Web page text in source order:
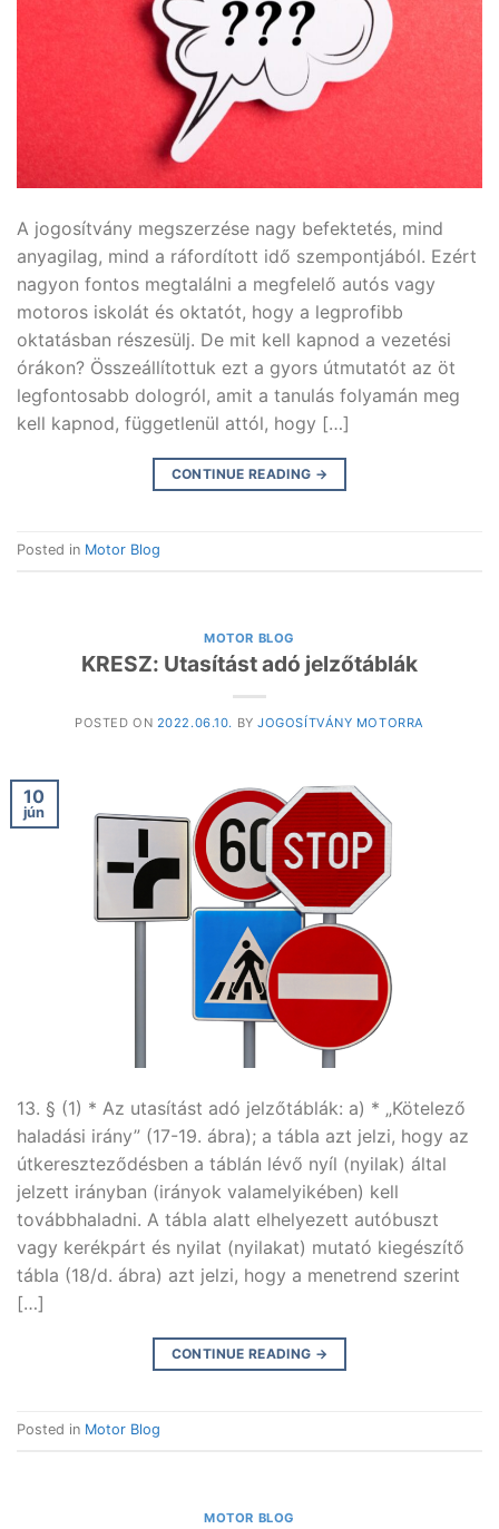
A jogosítvány megszerzése nagy befektetés, mind
anyagilag, mind a ráfordított idő szempontjából. Ezért
nagyon fontos megtalálni a megfelelő autós vagy
motoros iskolát és oktatót, hogy a legprofibb
oktatásban részesülj. De mit kell kapnod a vezetési
órákon? Összeállítottuk ezt a gyors útmutatót az öt
legfontosabb dologról, amit a tanulás folyamán meg
kell kapnod, függetlenül attól, hogy […]
CONTINUE READING →
Posted in Motor Blog
MOTOR BLOG
KRESZ: Utasítást adó jelzőtáblák
POSTED ON 2022.06.10. BYJOGOSÍTVÁNY MOTORRA
10
jún
13. § (1) * Az utasítást adó jelzőtáblák: a) * „Kötelező
haladási irány” (17-19. ábra); a tábla azt jelzi, hogy az
útkereszteződésben a táblán lévő nyíl (nyilak) által
jelzett irányban (irányok valamelyikében) kell
továbbhaladni. A tábla alatt elhelyezett autóbuszt
vagy kerékpárt és nyilat (nyilakat) mutató kiegészítő
tábla (18/d. ábra) azt jelzi, hogy a menetrend szerint
[…]
CONTINUE READING →
Posted in Motor Blog
MOTOR BLOG